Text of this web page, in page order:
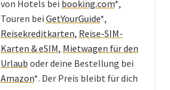
von Hotels bei booking.com*,
Touren bei GetYourGuide*,
Reisekreditkarten, Reise-SIM-
Karten & eSIM, Mietwagen für den
Urlaub oder deine Bestellung bei
Amazon*. Der Preis bleibt für dich